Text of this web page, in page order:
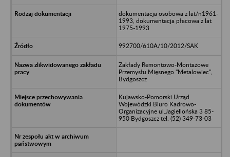
dokumentacja osobowa z lat/n1961-
1993, dokumentacja płacowa z lat
1975-1993
992700/610A/10/2012/SAK
Zakłady Remontowo-Montażowe
Przemysłu Mięsnego "Metalowiec",
Bydgoszcz
Kujawsko-Pomorski Urząd
Wojewódzki Biuro Kadrowo-
Organizacyjne ul.Jagiellońska 3 85-
950 Bydgoszcz tel. (52) 349-73-03